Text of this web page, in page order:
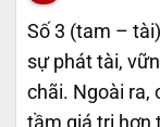
Số 3 (tam –
sự phát tài,
chãi. Ngoài ra,
tầm giá trị hơn